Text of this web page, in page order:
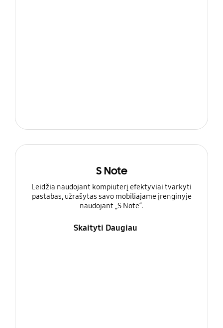
S Note
Leidžia naudojant kompiuterį efektyviai tvarkyti
pastabas, užrašytas savo mobiliajame įrenginyje
naudojant „S Note“.
Skaityti Daugiau